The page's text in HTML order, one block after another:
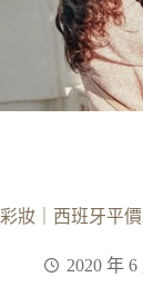
彩妝｜西班牙平
2020 年 6